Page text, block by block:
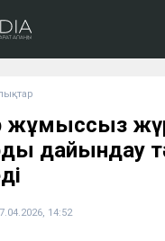
жұмыссыз
дайындау
14:52